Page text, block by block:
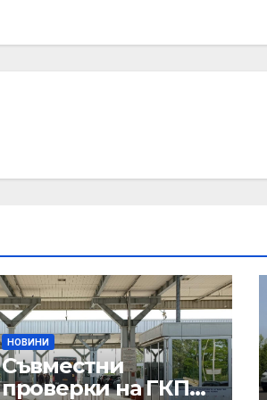
НОВИНИ
Съвместни
проверки на ГКПП: